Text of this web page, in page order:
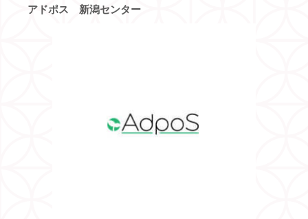
アドポス 新潟センター